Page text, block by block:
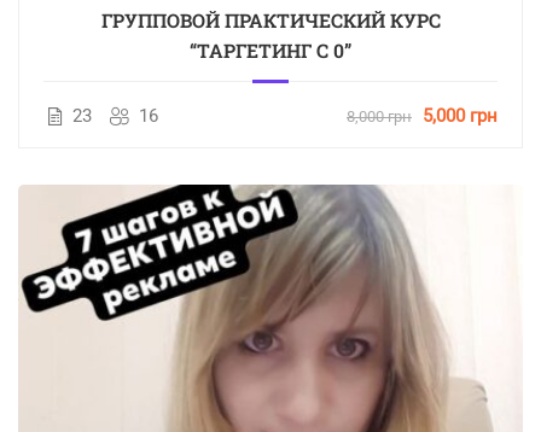
ГРУППОВОЙ ПРАКТИЧЕСКИЙ КУРС
“ТАРГЕТИНГ С 0”
23 16 8,000 грн 5,000 грн